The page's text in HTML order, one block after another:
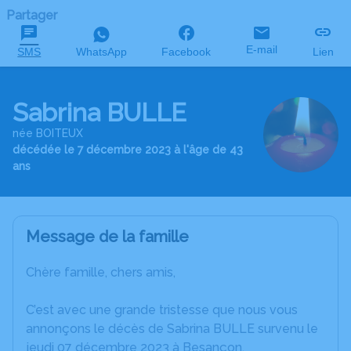
Partager
SMS WhatsApp Facebook E-mail Lien
Sabrina BULLE
née BOITEUX
décédée le 7 décembre 2023 à l'âge de 43
ans
Message de la famille
Chère famille, chers amis,
C’est avec une grande tristesse que nous vous
annonçons le décès de Sabrina BULLE survenu le
jeudi 07 décembre 2023 à Besançon.